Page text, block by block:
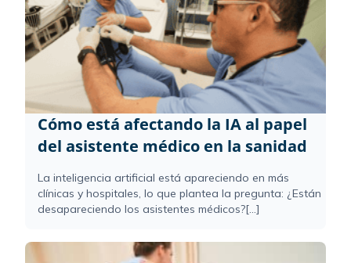
Cómo está afectando la IA al papel
del asistente médico en la sanidad
La inteligencia artificial está apareciendo en más
clínicas y hospitales, lo que plantea la pregunta: ¿Están
desapareciendo los asistentes médicos?[...]